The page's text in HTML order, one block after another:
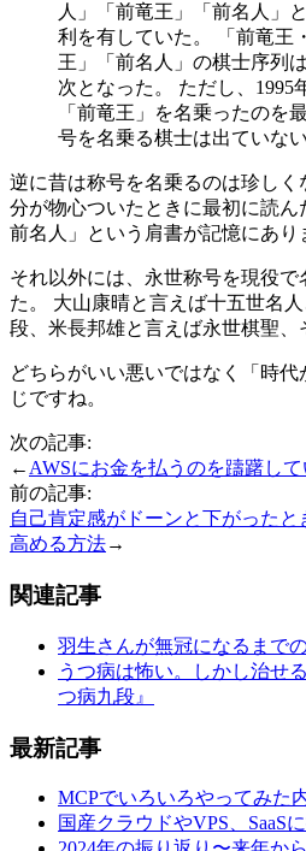
人」「前竜王」「前名人」
利を有していた。 「前竜王
王」「前名人」の棋士序列
次となった。 ただし、1995
「前竜王」を名乗ったのを
号を名乗る棋士は出ていない
逆に昔は称号を名乗るのは珍しく
分が物心ついたときに最初に読
前名人」という肩書が記憶にあり
それ以外には、永世称号を現役
た。 大山康晴と言えば十五世名
段、米長邦雄と言えば永世棋聖、
どちらがいい悪いではなく「時
じですね。
次の記事:
←AWSにお金を払うのを躊躇して
前の記事:
自己肯定感がドーンと下がった
高める方法→
関連記事
羽生さんが無冠になるまで
うつ病は怖い。しかし治せ
つ病九段』
最新記事
MCPでいろいろやってみた
国産クラウドやVPS、SaaS